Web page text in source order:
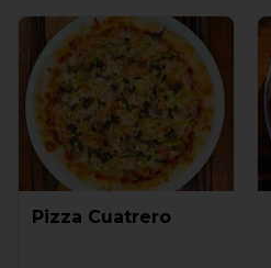
Pizza Cuatrero